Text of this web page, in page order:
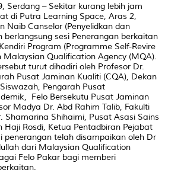
Serdang – Sekitar kurang lebih jam
di Putra Learning Space, Aras 2,
Naib Canselor (Penyelidkan dan
berlangsung sesi Penerangan berkaitan
Program (Programme Self-Revire
Malaysian Qualification Agency (MQA).
turut dihadiri oleh Profesor Dr.
Pusat Jaminan Kualiti (CQA), Dekan
Pengarah Pusat
Felo Bersekutu Pusat Jaminan
Madya Dr. Abd Rahim Talib, Fakulti
Shamarina Shihaimi, Pusat Asasi Sains
Haji Rosdi, Ketua Pentadbiran Pejabat
telah disampaikan oleh Dr
dari Malaysian Qualification
Felo Pakar bagi memberi